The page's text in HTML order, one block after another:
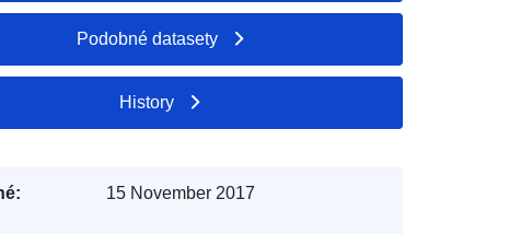
Podobné datasety
History
15 November 2017